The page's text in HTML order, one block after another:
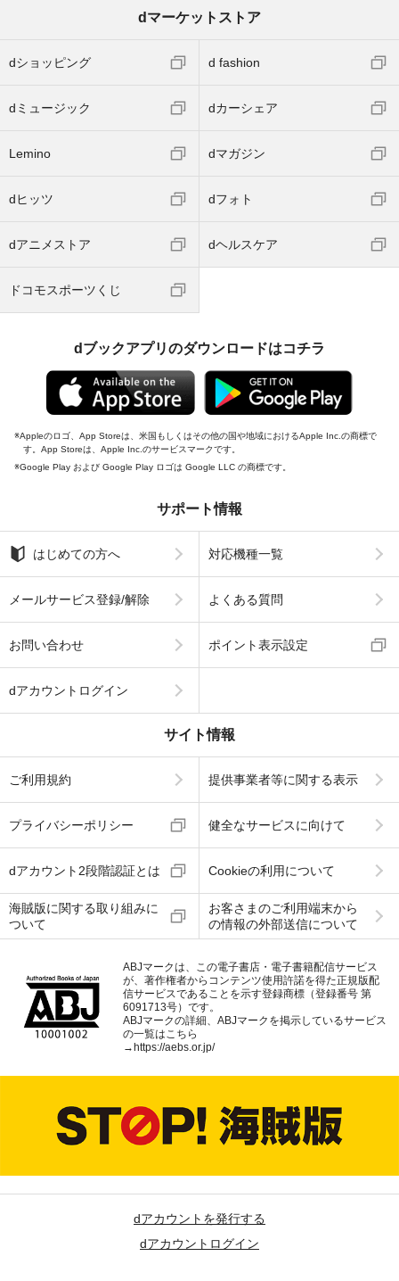
dマーケットストア
dショッピング d fashion
dミュージック dカーシェア
Lemino dマガジン
dヒッツ dフォト
dアニメストア dヘルスケア
ドコモスポーツくじ
dブックアプリのダウンロードはコチラ
Appleのロゴ、App Storeは、米国もしくはその他の国や地域におけるApple Inc.の商標で
す。App Storeは、Apple Inc.のサービスマークです。
Google Play および Google Play ロゴは Google LLC の商標です。
サポート情報
はじめての方へ 対応機種一覧
メールサービス登録/解除 よくある質問
お問い合わせ ポイント表示設定
dアカウントログイン
サイト情報
ご利用規約 提供事業者等に関する表示
プライバシーポリシー 健全なサービスに向けて
dアカウント2段階認証とは Cookieの利用について
海賊版に関する取り組みに
ついて
お客さまのご利用端末から
の情報の外部送信について
ABJマークは、この電子書店・電子書籍配信サービス
が、著作権者からコンテンツ使用許諾を得た正規版配
信サービスであることを示す登録商標（登録番号 第
6091713号）です。
ABJマークの詳細、ABJマークを掲示しているサービス
の一覧はこちら
→https://aebs.or.jp/
dアカウントを発行する
dアカウントログイン